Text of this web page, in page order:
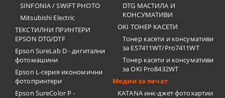
SINFONIA / SWIFT PHOTO
Mitsubishi Electric
ТЕКСТИЛНИ ПРИНТЕРИ
EPSON DTG/DTF
Epson SureLab D - дигитални
фотомашини
Epson L-серия икономични
фотопринтери
Epson SureColor P -
DTG МАСТИЛА И
КОНСУМАТИВИ
OKI ТОНЕР КАСЕТИ
Тонер касети и консумативи
за ES7411WT/Pro7411WT
Тонер касети и консумативи
за OKI Pro8432WT
Медии за печат
KATANA инк-джет фотохартии